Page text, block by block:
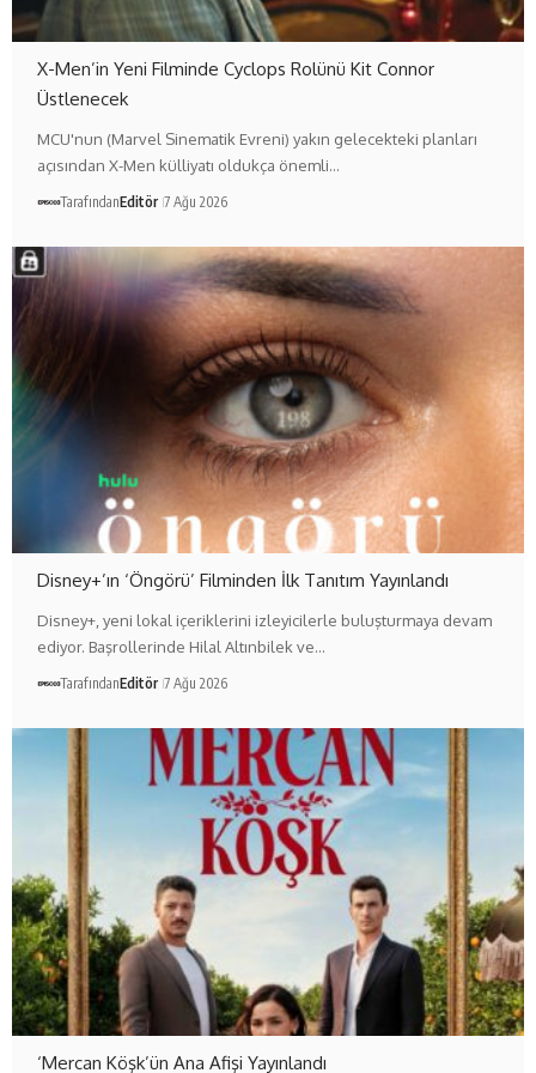
X-Men’in Yeni Filminde Cyclops Rolünü Kit Connor
Üstlenecek
MCU'nun (Marvel Sinematik Evreni) yakın gelecekteki planları
açısından X-Men külliyatı oldukça önemli…
TarafındanEditör 7 Ağu 2026
Disney+’ın ‘Öngörü’ Filminden İlk Tanıtım Yayınlandı
Disney+, yeni lokal içeriklerini izleyicilerle buluşturmaya devam
ediyor. Başrollerinde Hilal Altınbilek ve…
TarafındanEditör 7 Ağu 2026
‘Mercan Köşk’ün Ana Afişi Yayınlandı